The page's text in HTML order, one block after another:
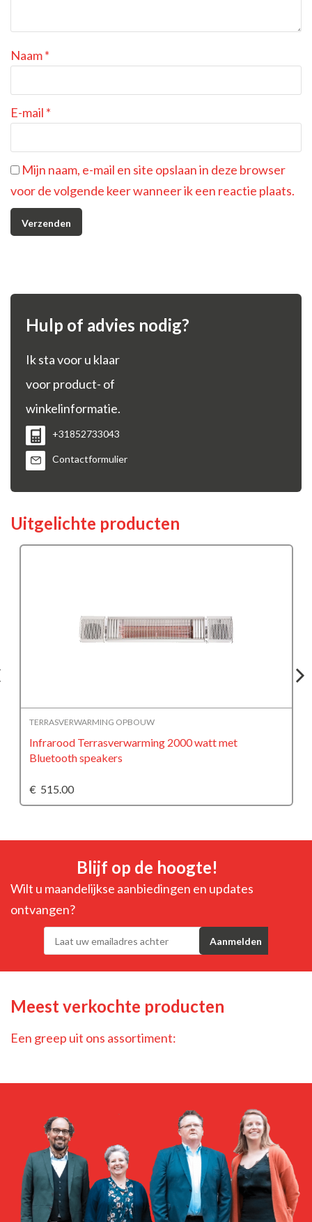
Naam*
E-mail *
Mijn naam, e-mail en site opslaan in deze browser
voor de volgende keer wanneer ik een reactie plaats.
Hulp of advies nodig?
Ik sta voor u klaar
voor product- of
winkelinformatie.
+31852733043
Contactformulier
Uitgelichte producten
TERRASVERWARMING OPBOUW
Infrarood Terrasverwarming 2000 watt met
Bluetooth speakers
€ 515.00
Blijf op de hoogte!
Wilt u maandelijkse aanbiedingen en updates
ontvangen?
Meest verkochte producten
Een greep uit ons assortiment: